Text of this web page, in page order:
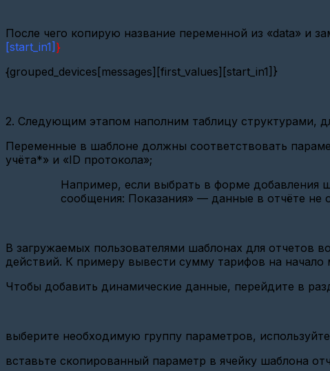
СИ-11
NEW?
Настройка
Энергомера
Как
СПБ-
ЗИП
2727А
Особенности
использования
Вега
Вега
M-
2
После чего копирую название переменной из «data» и
[start_in1] }
{grouped_devices[messages][first_values][start_in1]}
2. Следующим этапом наполним таблицу структурами,
Переменные в шаблоне должны соответствовать
учёта*» и «ID протокола»;
Например, если выбрать в форме добавления
сообщения: Показания» — данные в отчёте не
В загружаемых пользователями шаблонах для отчетов
действий. К примеру вывести сумму тарифов на начало
Чтобы добавить динамические данные, перейдите в
выберите необходимую группу параметров,
вставьте скопированный параметр в ячейку шаблона